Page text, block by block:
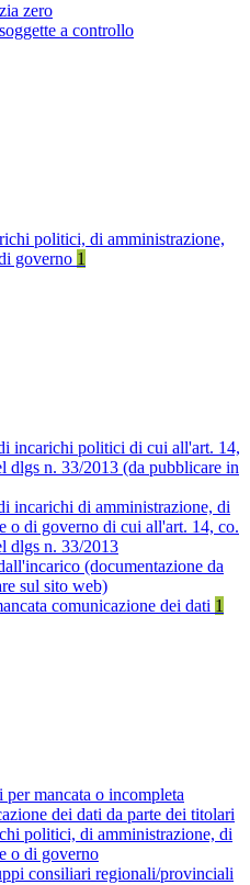
zero
a controllo
politici, di amministrazione,
governo 1
incarichi politici di cui all'art. 14,
dlgs n. 33/2013 (da pubblicare in
incarichi di amministrazione, di
o di governo di cui all'art. 14, co.
dlgs n. 33/2013
(documentazione da
sul sito web)
comunicazione dei dati 1
per mancata o incompleta
dei dati da parte dei titolari
politici, di amministrazione, di
o di governo
consiliari regionali/provinciali